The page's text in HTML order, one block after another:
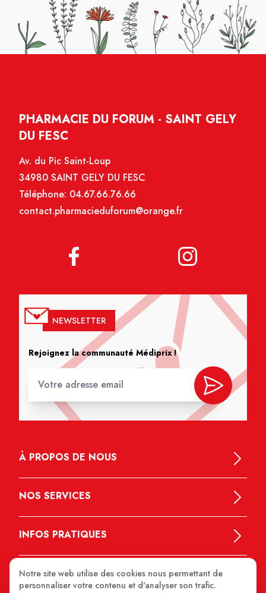
PHARMACIE DU FORUM - SAINT GELY
DU FESC
Av. du Pic Saint-Loup
34980 SAINT GELY DU FESC
Téléphone: 04.67.66.76.66
contact.pharmacieduforum@orange.fr
NEWSLETTER
Rejoignez la communauté Médiprix !
À PROPOS DE NOUS
NOS SERVICES
INFOS PRATIQUES
Notre site web utilise des cookies nous permettant de
personnaliser votre contenu et d'analyser son trafic.